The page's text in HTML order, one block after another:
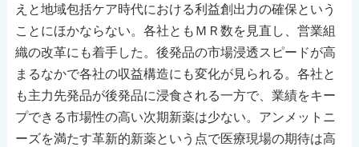
えと地域包括ケア時代における利益創出力の確保という
ことにほかならない。各社ともＭＲ数を見直し、営業組
織の改革にも着手した。後発品の市場浸透スピードが高
まるなかで各社の収益構造にも変化が見られる。各社と
も主力先発品が後発品に浸食される一方で、業績をキー
プできる市場性の高い次期新薬は少ない。アンメットニ
ーズを満たす革新的新薬という点で医療現場の期待は高